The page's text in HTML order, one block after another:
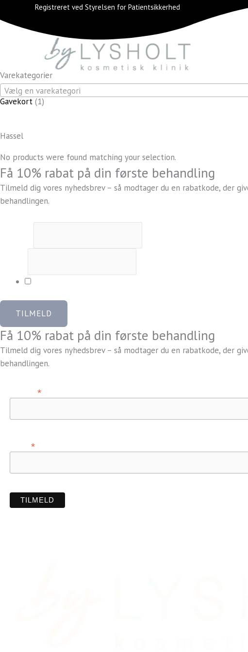
til
indholdet
Registreret ved Styrelsen for Patientsikkerhed
Varekategorier
Vælg en varekategori
Gavekort 1
1
a
e
Hassel
No products were found matching your selection.
Få 10% rabat på din første behandling
Tilmeld dig vores nyhedsbrev – så modtager du en rabatkode, der
behandlingen.
TILMELD
Få 10% rabat på din første behandling
Tilmeld dig vores nyhedsbrev – så modtager du en rabatkode, der
behandlingen.
*
*